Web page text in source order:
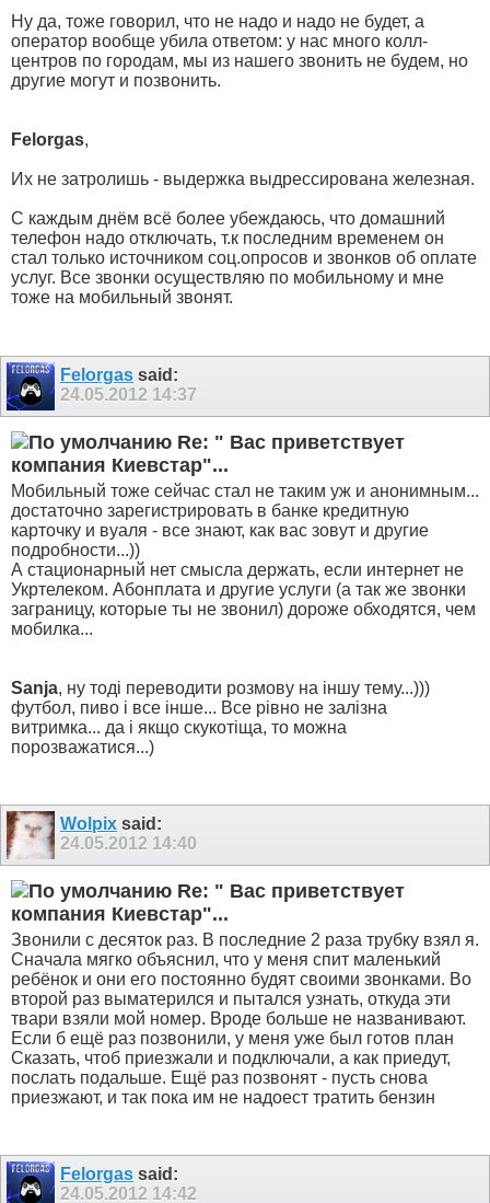
Ну да, тоже говорил, что не надо и надо не будет, а
оператор вообще убила ответом: у нас много колл-
центров по городам, мы из нашего звонить не будем, но
другие могут и позвонить.
Felorgas,
Их не затролишь - выдержка выдрессирована железная.
С каждым днём всё более убеждаюсь, что домашний
телефон надо отключать, т.к последним временем он
стал только источником соц.опросов и звонков об оплате
услуг. Все звонки осуществляю по мобильному и мне
тоже на мобильный звонят.
Felorgas said:
24.05.2012 14:37
Re: " Вас приветствует
компания Киевстар"...
Мобильный тоже сейчас стал не таким уж и анонимным...
достаточно зарегистрировать в банке кредитную
карточку и вуаля - все знают, как вас зовут и другие
подробности...))
А стационарный нет смысла держать, если интернет не
Укртелеком. Абонплата и другие услуги (а так же звонки
заграницу, которые ты не звонил) дороже обходятся, чем
мобилка...
Sanja, ну тоді переводити розмову на іншу тему...)))
футбол, пиво і все інше... Все рівно не залізна
витримка... да і якщо скукотіща, то можна
порозважатися...)
Wolpix said:
24.05.2012 14:40
Re: " Вас приветствует
компания Киевстар"...
Звонили с десяток раз. В последние 2 раза трубку взял я.
Сначала мягко объяснил, что у меня спит маленький
ребёнок и они его постоянно будят своими звонками. Во
второй раз выматерился и пытался узнать, откуда эти
твари взяли мой номер. Вроде больше не названивают.
Если б ещё раз позвонили, у меня уже был готов план
Сказать, чтоб приезжали и подключали, а как приедут,
послать подальше. Ещё раз позвонят - пусть снова
приезжают, и так пока им не надоест тратить бензин
Felorgas said:
24.05.2012 14:42